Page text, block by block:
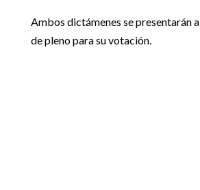
Ambos dictámenes se presentarán
de pleno para su votación.